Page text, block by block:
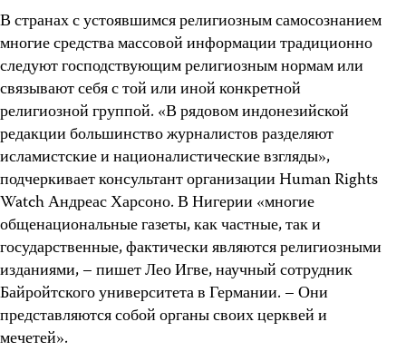
В странах с устоявшимся религиозным самосознанием
многие средства массовой информации традиционно
следуют господствующим религиозным нормам или
связывают себя с той или иной конкретной
религиозной группой. «В рядовом индонезийской
редакции большинство журналистов разделяют
исламистские и националистические взгляды»,
подчеркивает консультант организации Human Rights
Watch Андреас Харсоно. В Нигерии «многие
общенациональные газеты, как частные, так и
государственные, фактически являются религиозными
изданиями, – пишет Лео Игве, научный сотрудник
Байройтского университета в Германии. – Они
представляются собой органы своих церквей и
мечетей».